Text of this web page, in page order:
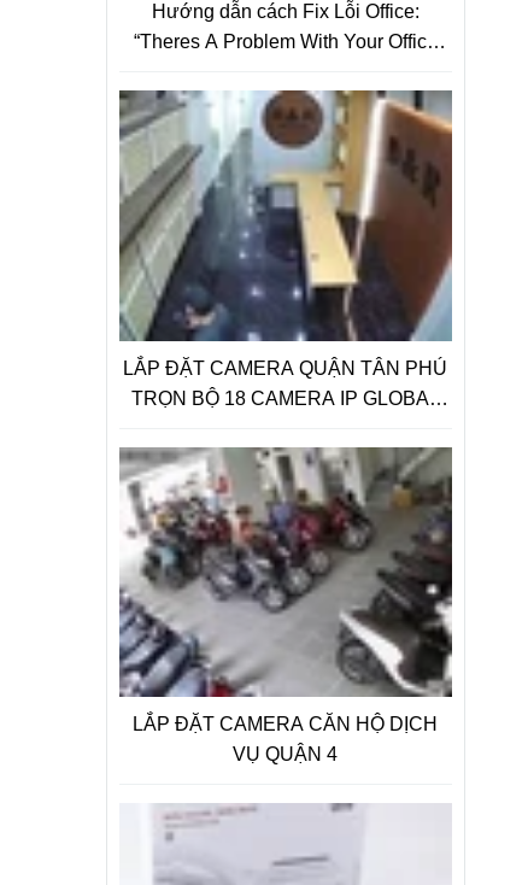
Hướng dẫn cách Fix Lỗi Office:
“Theres A Problem With Your Office
LẮP ĐẶT CAMERA QUẬN TÂN PHÚ
TRỌN BỘ 18 CAMERA IP GLOBAL
LẮP ĐẶT CAMERA CĂN HỘ DỊCH
VỤ QUẬN 4